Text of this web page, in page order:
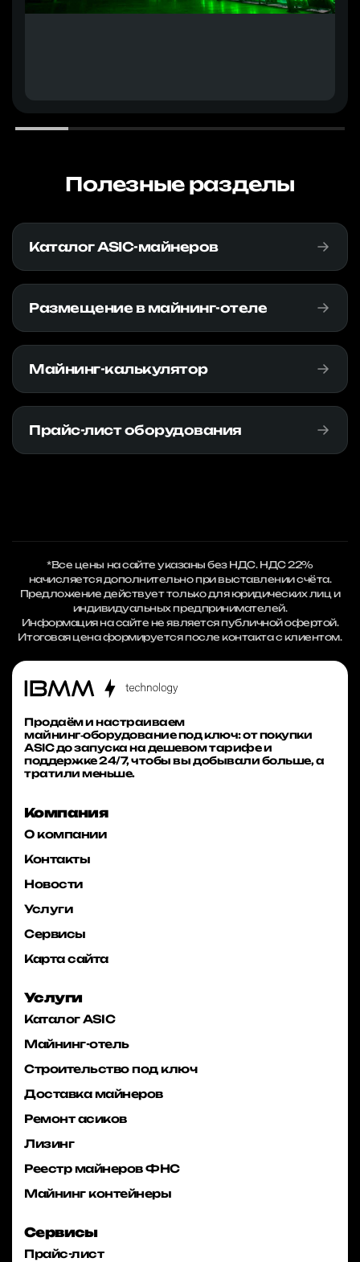
Полезные разделы
Каталог ASIC-майнеров
Размещение в майнинг-отеле
Майнинг-калькулятор
Прайс-лист оборудования
*Все цены на сайте указаны без НДС. НДС 22%
начисляется дополнительно при выставлении счёта.
Предложение действует только для юридических лиц и
индивидуальных предпринимателей.
Информация на сайте не является публичной офертой.
Итоговая цена формируется после контакта с клиентом.
Продаём и настраиваем
майнинг‑оборудование под ключ: от покупки
ASIC до запуска на дешевом тарифе и
поддержке 24/7, чтобы вы добывали больше, а
тратили меньше.
Компания
О компании
Контакты
Новости
Услуги
Сервисы
Карта сайта
Услуги
Каталог ASIC
Майнинг-отель
Строительство под ключ
Доставка майнеров
Ремонт асиков
Лизинг
Реестр майнеров ФНС
Майнинг контейнеры
Сервисы
Прайс-лист